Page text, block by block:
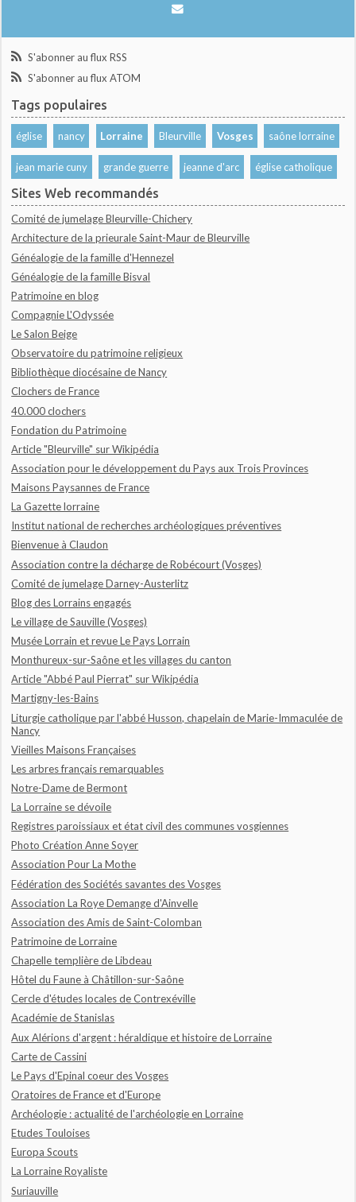
S'abonner au flux RSS
S'abonner au flux ATOM
Tags populaires
église nancy Lorraine Bleurville Vosges saône lorraine
jean marie cuny grande guerre jeanne d'arc église catholique
Sites Web recommandés
Comité de jumelage Bleurville-Chichery
Architecture de la prieurale Saint-Maur de Bleurville
Généalogie de la famille d'Hennezel
Généalogie de la famille Bisval
Patrimoine en blog
Compagnie L'Odyssée
Le Salon Beige
Observatoire du patrimoine religieux
Bibliothèque diocésaine de Nancy
Clochers de France
40.000 clochers
Fondation du Patrimoine
Article "Bleurville" sur Wikipédia
Association pour le développement du Pays aux Trois Provinces
Maisons Paysannes de France
La Gazette lorraine
Institut national de recherches archéologiques préventives
Bienvenue à Claudon
Association contre la décharge de Robécourt (Vosges)
Comité de jumelage Darney-Austerlitz
Blog des Lorrains engagés
Le village de Sauville (Vosges)
Musée Lorrain et revue Le Pays Lorrain
Monthureux-sur-Saône et les villages du canton
Article "Abbé Paul Pierrat" sur Wikipédia
Martigny-les-Bains
Liturgie catholique par l'abbé Husson, chapelain de Marie-Immaculée de
Nancy
Vieilles Maisons Françaises
Les arbres français remarquables
Notre-Dame de Bermont
La Lorraine se dévoile
Registres paroissiaux et état civil des communes vosgiennes
Photo Création Anne Soyer
Association Pour La Mothe
Fédération des Sociétés savantes des Vosges
Association La Roye Demange d'Ainvelle
Association des Amis de Saint-Colomban
Patrimoine de Lorraine
Chapelle templière de Libdeau
Hôtel du Faune à Châtillon-sur-Saône
Cercle d'études locales de Contrexéville
Académie de Stanislas
Aux Alérions d'argent : héraldique et histoire de Lorraine
Carte de Cassini
Le Pays d'Epinal coeur des Vosges
Oratoires de France et d'Europe
Archéologie : actualité de l'archéologie en Lorraine
Etudes Touloises
Europa Scouts
La Lorraine Royaliste
Suriauville